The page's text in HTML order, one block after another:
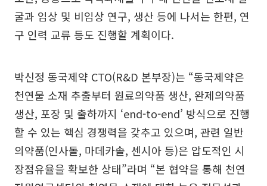
굴과 임상 및 비임상 연구, 생산 등에 나서는 한편, 연
구 인력 교류 등도 진행할 계획이다.
박신정 동국제약 CTO(R&D 본부장)는 “동국제약은
천연물 소재 추출부터 원료의약품 생산, 완제의약품
생산, 포장 및 출하까지 ‘end-to-end’ 방식으로 진행
할 수 있는 핵심 경쟁력을 갖추고 있으며, 관련 일반
의약품(인사돌, 마데카솔, 센시아 등)은 압도적인 시
장점유율을 확보한 상태”라며 “본 협약을 통해 천연